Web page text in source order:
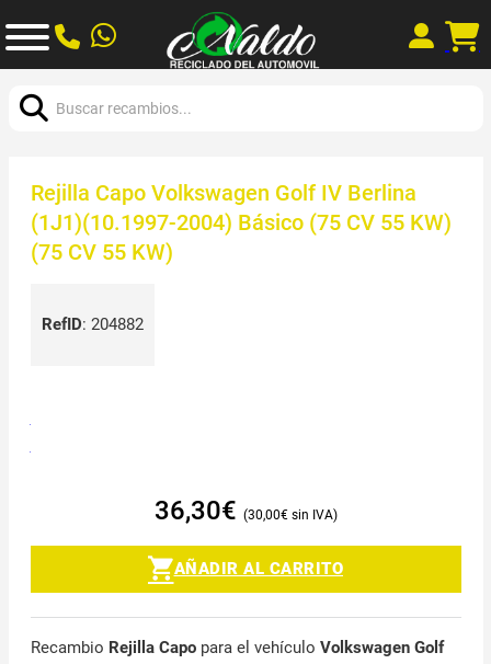
Rejilla Capo Volkswagen Golf IV Berlina
(1J1)(10.1997-2004) Básico (75 CV 55 KW)
(75 CV 55 KW)
RefID: 204882
36,30€ 30,00€
AÑADIR AL CARRITO
Recambio Rejilla Capopara el vehículo Volkswagen Golf